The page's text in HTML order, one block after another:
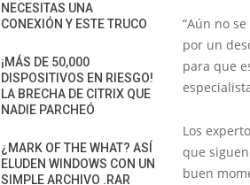
“Aún no
por un
para que
Los
que
buen
NECESITAS UNA
CONEXIÓN Y ESTE TRUCO
¡MÁS DE 50,000
DISPOSITIVOS EN RIESGO!
LA BRECHA DE CITRIX QUE
NADIE PARCHEÓ
¿MARK OF THE WHAT? ASÍ
ELUDEN WINDOWS CON UN
SIMPLE ARCHIVO .RAR